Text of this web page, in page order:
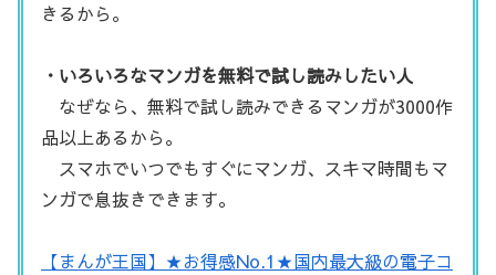
きるから。
・いろいろなマンガを無料で試し読みしたい人
なぜなら、無料で試し読みできるマンガが3000作
品以上あるから。
スマホでいつでもすぐにマンガ、スキマ時間もマ
ンガで息抜きできます。
【まんが王国】★お得感No.1★国内最大級の電子コ